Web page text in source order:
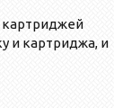
картриджей
и картриджа, и